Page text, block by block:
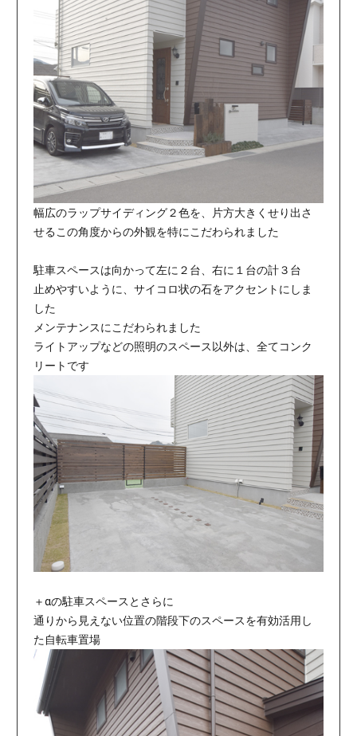
幅広のラップサイディング２色を、片方大きくせり出さ
せるこの角度からの外観を特にこだわられました
駐車スペースは向かって左に２台、右に１台の計３台
止めやすいように、サイコロ状の石をアクセントにしま
した
メンテナンスにこだわられました
ライトアップなどの照明のスペース以外は、全てコンク
リートです
＋αの駐車スペースとさらに
通りから見えない位置の階段下のスペースを有効活用し
た自転車置場